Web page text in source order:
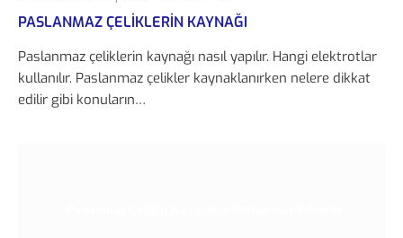
PASLANMAZ ÇELIKLERIN KAYNAĞI
Paslanmaz çeliklerin kaynağı nasıl yapılır. Hangi elektrotlar
kullanılır. Paslanmaz çelikler kaynaklanırken nelere dikkat
edilir gibi konuların…